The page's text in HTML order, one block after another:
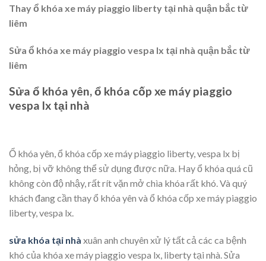
Thay ổ khóa xe máy piaggio liberty tại nhà quận bắc từ
liêm
Sửa ổ khóa xe máy piaggio vespa lx tại nhà quận bắc từ
liêm
Sửa ổ khóa yên, ổ khóa cốp xe máy piaggio
vespa lx tại nhà
Ổ khóa yên, ổ khóa cốp xe máy piaggio liberty, vespa lx bị
hỏng, bị vỡ không thể sử dụng được nữa. Hay ổ khóa quá cũ
không còn độ nhậy, rất rít vặn mở chìa khóa rất khó. Và quý
khách đang cần thay ổ khóa yên và ổ khóa cốp xe máy piaggio
liberty, vespa lx.
sửa khóa tại nhà xuân anh chuyên xử lý tất cả các ca bệnh
khó của khóa xe máy piaggio vespa lx, liberty tại nhà. Sửa